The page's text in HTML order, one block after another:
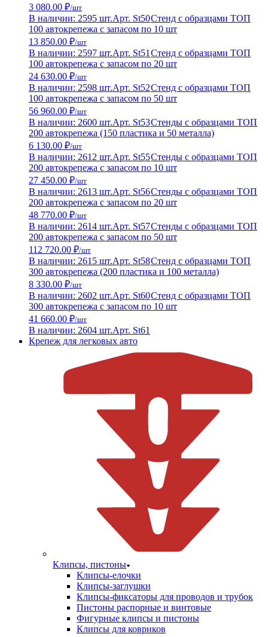
3 080.00 ₽/шт
В наличии: 2595 шт.Арт. St50Стенд с образцами ТОП
100 автокрепежа с запасом по 10 шт
13 850.00 ₽/шт
В наличии: 2597 шт.Арт. St51 Стенд с образцами ТОП
100 автокрепежа с запасом по 20 шт
24 630.00 ₽/шт
В наличии: 2598 шт.Арт. St52Стенд с образцами ТОП
100 автокрепежа с запасом по 50 шт
56 960.00 ₽/шт
В наличии: 2600 шт.Арт. St53Стенды с образцами ТОП
200 автокрепежа (150 пластика и 50 металла)
6 130.00 ₽/шт
В наличии: 2612 шт.Арт. St55Стенды с образцами ТОП
200 автокрепежа с запасом по 10 шт
27 450.00 ₽/шт
В наличии: 2613 шт.Арт. St56Стенды с образцами ТОП
200 автокрепежа с запасом по 20 шт
48 770.00 ₽/шт
В наличии: 2614 шт.Арт. St57Стенды с образцами ТОП
200 автокрепежа с запасом по 50 шт
112 720.00 ₽/шт
В наличии: 2615 шт.Арт. St58Стенд с образцами ТОП
300 автокрепежа (200 пластика и 100 металла)
8 330.00 ₽/шт
В наличии: 2602 шт.Арт. St60Стенд с образцами ТОП
300 автокрепежа с запасом по 10 шт
41 660.00 ₽/шт
В наличии: 2604 шт.Арт. St61
Крепеж для легковых авто
Клипсы, пистоны
Клипсы-елочки
Клипсы-заглушки
Клипсы-фиксаторы для проводов и трубок
Пистоны распорные и винтовые
Фигурные клипсы и пистоны
Клипсы для ковриков